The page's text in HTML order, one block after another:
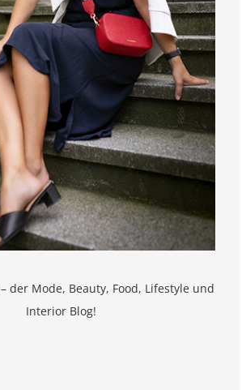
– der Mode, Beauty, Food, Lifestyle und
Interior Blog!